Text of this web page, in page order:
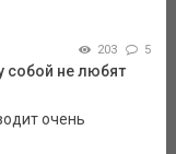
203 5
собой не любят
очень